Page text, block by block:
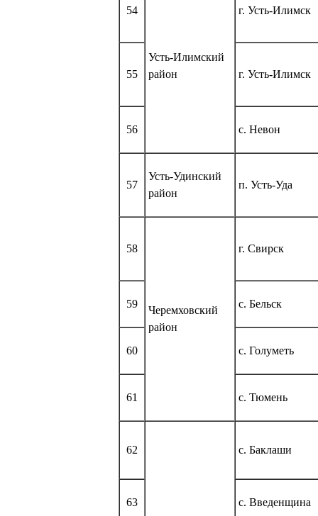
54
Усть-Илимский
район
г. Усть-Илимск
55 г. Усть-Илимск
56 с. Невон
57
Усть-Удинский
район
п. Усть-Уда
58
Черемховский
район
г. Свирск
59 с. Бельск
60 с. Голуметь
61 с. Тюмень
62 с. Баклаши
63 с. Введенщина